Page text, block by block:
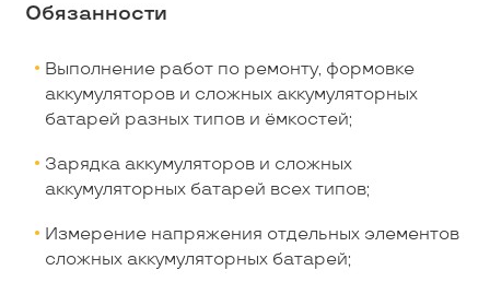
Обязанности
Выполнение работ по ремонту, формовке
аккумуляторов и сложных аккумуляторных
батарей разных типов и ёмкостей;
Зарядка аккумуляторов и сложных
аккумуляторных батарей всех типов;
Измерение напряжения отдельных элементов
сложных аккумуляторных батарей;